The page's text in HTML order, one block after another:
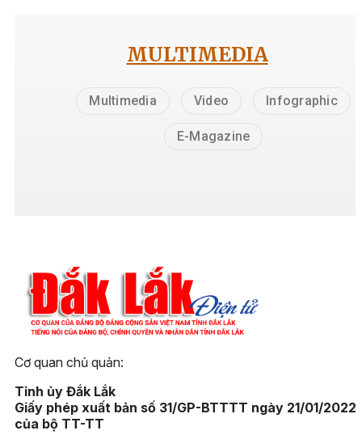
MULTIMEDIA
Multimedia Video Infographic
E-Magazine
Cơ quan chủ quản:
Tỉnh ủy Đắk Lắk
Giấy phép xuất bản số 31/GP-BTTTT ngày 21/01/2022
của bộ TT-TT